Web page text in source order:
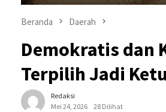
Beranda Daerah
Demokratis dan
Terpilih Jadi
Redaksi
Mei 24, 2026
28 Dilihat